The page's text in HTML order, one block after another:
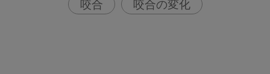
咬合 咬合の変化